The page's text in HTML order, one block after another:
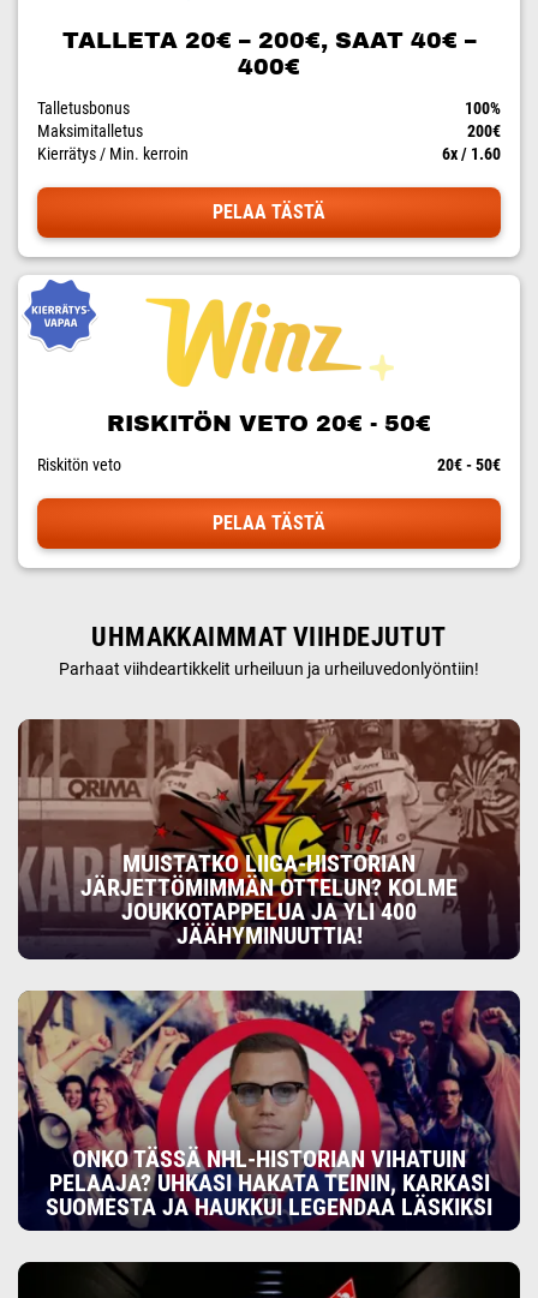
TALLETA 20€ – 200€, SAAT 40€ –
400€
Talletusbonus
100%
Maksimitalletus
200€
Kierrätys / Min. kerroin
6x / 1.60
PELAA TÄSTÄ
RISKITÖN VETO 20€ - 50€
Riskitön veto 20€ - 50€
PELAA TÄSTÄ
UHMAKKAIMMAT VIIHDEJUTUT
Parhaat viihdeartikkelit urheiluun ja urheiluvedonlyöntiin!
MUISTATKO LIIGA-HISTORIAN
JÄRJETTÖMIMMÄN OTTELUN? KOLME
JOUKKOTAPPELUA JA YLI 400
JÄÄHYMINUUTTIA!
ONKO TÄSSÄ NHL-HISTORIAN VIHATUIN
PELAAJA? UHKASI HAKATA TEININ, KARKASI
SUOMESTA JA HAUKKUI LEGENDAA LÄSKIKSI